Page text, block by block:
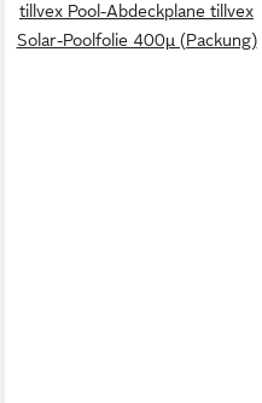
tillvex Pool-Abdeckplane tillvex
Solar-Poolfolie 400µ (Packung)